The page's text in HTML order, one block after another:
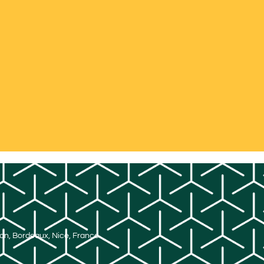
Bordeaux, Nice, France